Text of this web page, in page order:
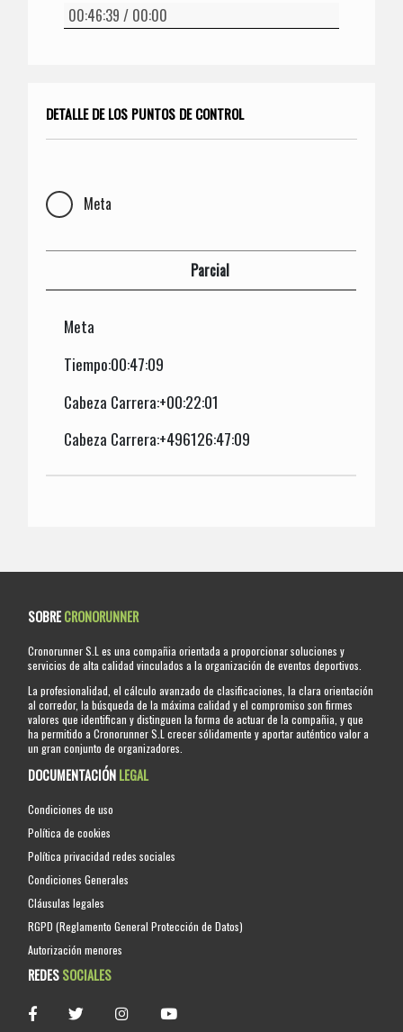
DETALLE DE LOS PUNTOS DE CONTROL
Meta
Parcial
Meta
Tiempo:00:47:09
Cabeza Carrera:+00:22:01
Cabeza Carrera:+496126:47:09
SOBRECRONORUNNER
Cronorunner S.L es una compañia orientada a proporcionar soluciones y
servicios de alta calidad vinculados a la organización de eventos deportivos.
La profesionalidad, el cálculo avanzado de clasificaciones, la clara orientación
al corredor, la búsqueda de la máxima calidad y el compromiso son firmes
valores que identifican y distinguen la forma de actuar de la compañia, y que
ha permitido a Cronorunner S.L crecer sólidamente y aportar auténtico valor a
un gran conjunto de organizadores.
DOCUMENTACIÓNLEGAL
Condiciones de uso
Política de cookies
Política privacidad redes sociales
Condiciones Generales
Cláusulas legales
RGPD (Reglamento General Protección de Datos)
Autorización menores
REDESSOCIALES